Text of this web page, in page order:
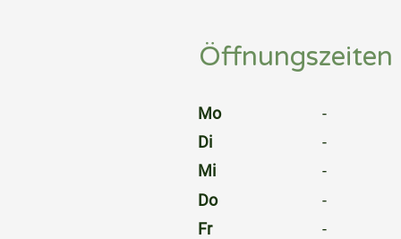
Öffnungszeiten
Mo
-
Di
-
Mi
-
Do
-
Fr
-